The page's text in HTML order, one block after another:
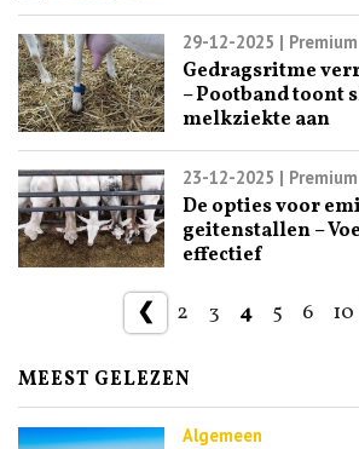
29-12-2025 | Premium
Gedragsritme
– Pootband toont
melkziekte aan
23-12-2025 | Premium
De opties voor
geitenstallen –
effectief
❮ 2 3 4 5 6 10
MEEST GELEZEN
Algemeen